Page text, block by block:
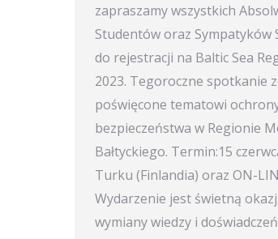
zapraszamy wszystkich
Studentów oraz Sympatyków
do rejestracji na Baltic Sea
2023. Tegoroczne spotkanie
poświęcone tematowi
bezpieczeństwa w Regionie
Bałtyckiego. Termin:15
Turku (Finlandia) oraz ON-
Wydarzenie jest świetną
wymiany wiedzy i